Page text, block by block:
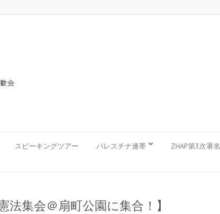
スピーキングツアー パレスチナ連帯 ZHAP第3次署名
法集会＠扇町公園に集合！】